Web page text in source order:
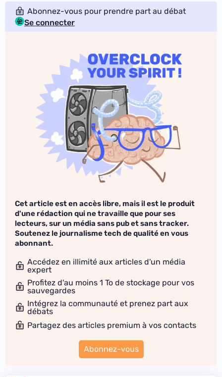
Abonnez-vous pour prendre part au débat
Se connecter
Cet article est en accès libre, mais il est le produit
d'une rédaction qui ne travaille que pour ses
lecteurs, sur un média sans pub et sans tracker.
Soutenez le journalisme tech de qualité en vous
abonnant.
Accédez en illimité aux articles d'un média
expert
Profitez d'au moins 1 To de stockage pour vos
sauvegardes
Intégrez la communauté et prenez part aux
débats
Partagez des articles premium à vos contacts
Abonnez-vous